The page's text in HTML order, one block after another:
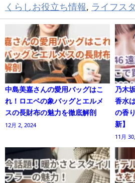
くらしお役立ち情報, ライフス
中島美嘉さんの愛用バッグはこ
れ！ロエベの象バッグとエルメ
スの長財布の魅力を徹底解剖
12月 2, 2024
乃木
香水
の香
新】
11月